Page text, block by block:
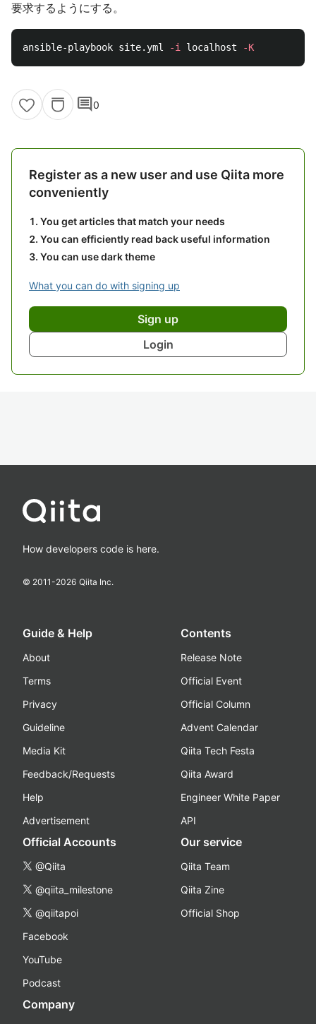
要求するようにする。
ansible-playbook site.yml -i localhost -K
comment0
Register as a new user and use Qiita more
conveniently
You get articles that match your needs
You can efficiently read back useful information
You can use dark theme
What you can do with signing up
Sign up
Login
How developers code is here.
© 2011-2026 Qiita Inc.
Guide & Help
About
Terms
Privacy
Guideline
Media Kit
Feedback/Requests
Help
Advertisement
Contents
Release Note
Official Event
Official Column
Advent Calendar
Qiita Tech Festa
Qiita Award
Engineer White Paper
API
Official Accounts
@Qiita
@qiita_milestone
@qiitapoi
Facebook
YouTube
Podcast
Our service
Qiita Team
Qiita Zine
Official Shop
Company